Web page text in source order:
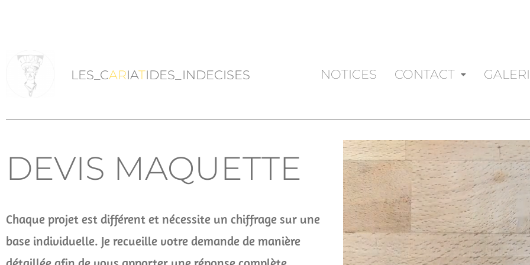
LES_CARIATIDES_INDECISES NOTICES CONTACT
DEVIS MAQUETTE
Chaque projet est différent et nécessite un chiffrage sur une
base individuelle. Je recueille votre demande de manière